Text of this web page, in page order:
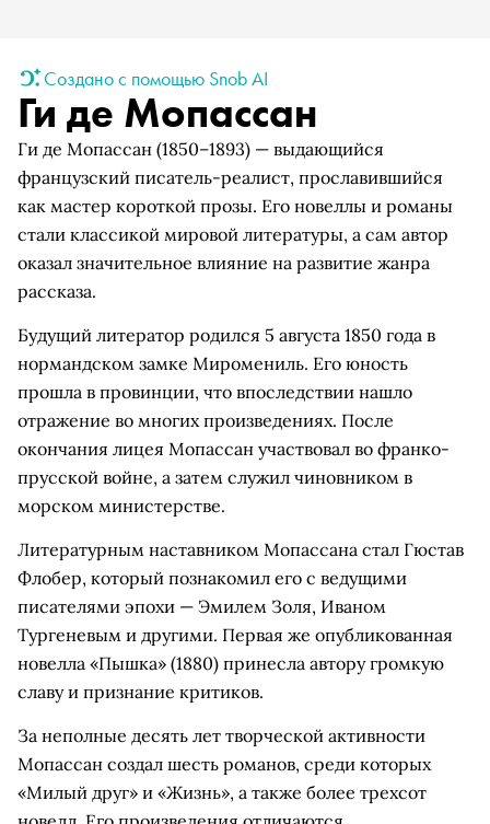
Создано с помощью Snob AI
Ги де Мопассан
Ги де Мопассан (1850–1893) — выдающийся
французский писатель-реалист, прославившийся
как мастер короткой прозы. Его новеллы и романы
стали классикой мировой литературы, а сам автор
оказал значительное влияние на развитие жанра
рассказа.
Будущий литератор родился 5 августа 1850 года в
нормандском замке Миромениль. Его юность
прошла в провинции, что впоследствии нашло
отражение во многих произведениях. После
окончания лицея Мопассан участвовал во франко-
прусской войне, а затем служил чиновником в
морском министерстве.
Литературным наставником Мопассана стал Гюстав
Флобер, который познакомил его с ведущими
писателями эпохи — Эмилем Золя, Иваном
Тургеневым и другими. Первая же опубликованная
новелла «Пышка» (1880) принесла автору громкую
славу и признание критиков.
За неполные десять лет творческой активности
Мопассан создал шесть романов, среди которых
«Милый друг» и «Жизнь», а также более трехсот